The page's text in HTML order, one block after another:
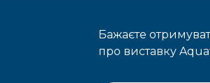
Бажаєте
про виставку